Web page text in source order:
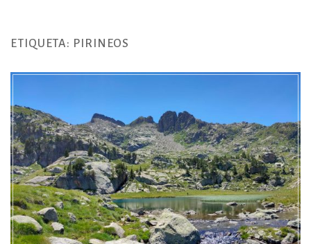
ETIQUETA: PIRINEOS